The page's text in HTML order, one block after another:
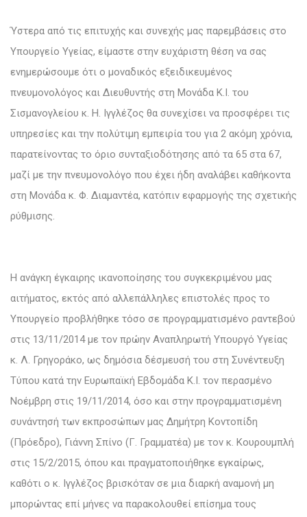
Ύστερα από τις επιτυχής και συνεχής μας παρεμβάσεις στο
Υπουργείο Υγείας, είμαστε στην ευχάριστη θέση να σας
ενημερώσουμε ότι ο μοναδικός εξειδικευμένος
πνευμονολόγος και Διευθυντής στη Μονάδα Κ.Ι. του
Σισμανογλείου κ. Η. Ιγγλέζος θα συνεχίσει να προσφέρει τις
υπηρεσίες και την πολύτιμη εμπειρία του για 2 ακόμη χρόνια,
παρατείνοντας το όριο συνταξιοδότησης από τα 65 στα 67,
μαζί με την πνευμονολόγο που έχει ήδη αναλάβει καθήκοντα
στη Μονάδα κ. Φ. Διαμαντέα, κατόπιν εφαρμογής της σχετικής
ρύθμισης.
Η ανάγκη έγκαιρης ικανοποίησης του συγκεκριμένου μας
αιτήματος, εκτός από αλλεπάλληλες επιστολές προς το
Υπουργείο προβλήθηκε τόσο σε προγραμματισμένο ραντεβού
στις 13/11/2014 με τον πρώην Αναπληρωτή Υπουργό Υγείας
κ. Λ. Γρηγοράκο, ως δημόσια δέσμευσή του στη Συνέντευξη
Τύπου κατά την Ευρωπαϊκή Εβδομάδα Κ.Ι. τον περασμένο
Νοέμβρη στις 19/11/2014, όσο και στην προγραμματισμένη
συνάντησή των εκπροσώπων μας Δημήτρη Κοντοπίδη
(Πρόεδρο), Γιάννη Σπίνο (Γ. Γραμματέα) με τον κ. Κουρουμπλή
στις 15/2/2015, όπου και πραγματοποιήθηκε εγκαίρως,
καθότι ο κ. Ιγγλέζος βρισκόταν σε μια διαρκή αναμονή μη
μπορώντας επί μήνες να παρακολουθεί επίσημα τους